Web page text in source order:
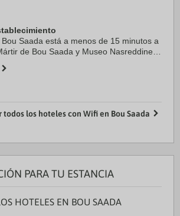
Saada está a menos de 15 minutos a
de Bou Saada y Museo Nasreddine
bin ...
todos los hoteles con Wifi en Bou Saada
PARA TU ESTANCIA
HOTELES EN BOU SAADA